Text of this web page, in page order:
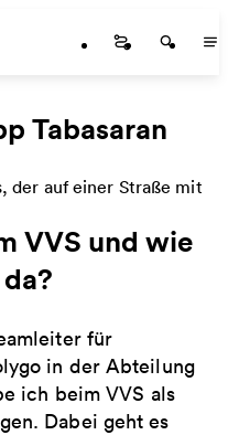
Startseite
Tabasaran
VVS und wie
für
in der Abteilung
ich beim VVS als
Dabei geht es